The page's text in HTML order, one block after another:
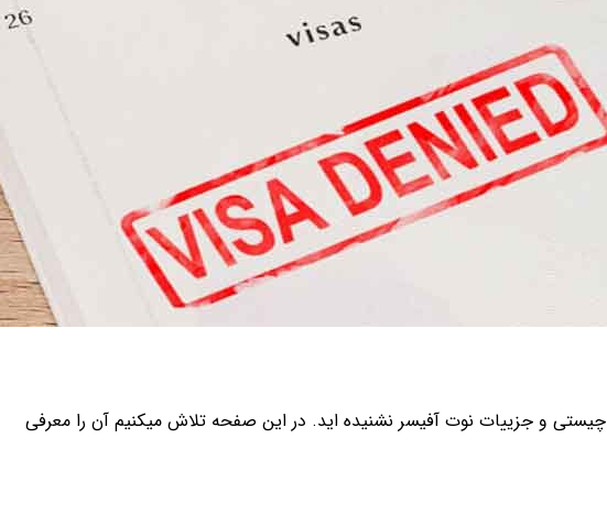
چیستی و جزییات نوت آفیسر نشنیده اید. در این صفحه تلاش میکنیم آن را معرفی